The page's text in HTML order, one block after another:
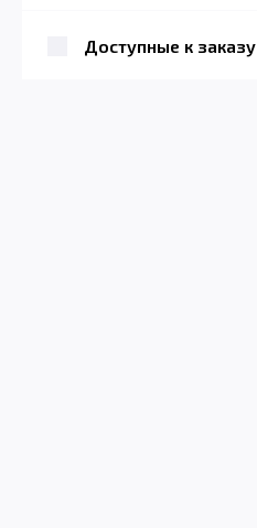
Доступные к заказу